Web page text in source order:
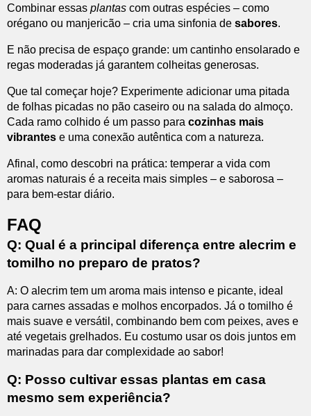
Combinar essas plantas com outras espécies – como
orégano ou manjericão – cria uma sinfonia de sabores.
E não precisa de espaço grande: um cantinho ensolarado e
regas moderadas já garantem colheitas generosas.
Que tal começar hoje? Experimente adicionar uma pitada
de folhas picadas no pão caseiro ou na salada do almoço.
Cada ramo colhido é um passo para cozinhas mais
vibrantes e uma conexão autêntica com a natureza.
Afinal, como descobri na prática: temperar a vida com
aromas naturais é a receita mais simples – e saborosa –
para bem-estar diário.
FAQ
Q: Qual é a principal diferença entre alecrim e
tomilho no preparo de pratos?
A: O alecrim tem um aroma mais intenso e picante, ideal
para carnes assadas e molhos encorpados. Já o tomilho é
mais suave e versátil, combinando bem com peixes, aves e
até vegetais grelhados. Eu costumo usar os dois juntos em
marinadas para dar complexidade ao sabor!
Q: Posso cultivar essas plantas em casa
mesmo sem experiência?